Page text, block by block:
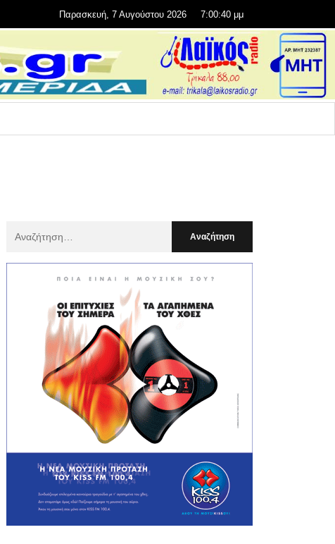
Παρασκευή, 7 Αυγούστου 2026 7:00:42 μμ
: